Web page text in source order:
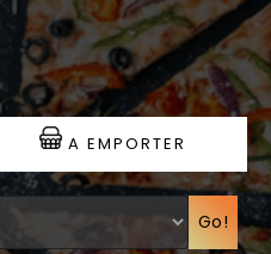
A EMPORTER
Go!